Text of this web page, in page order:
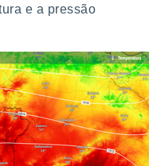
e a pressão